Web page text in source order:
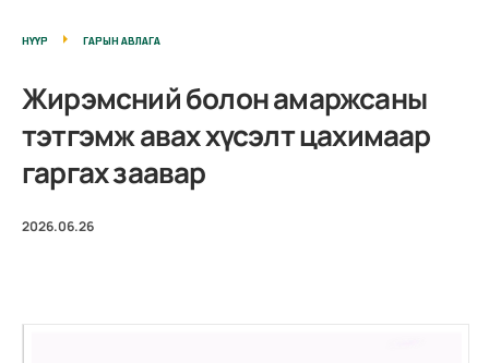
НҮҮР ГАРЫН АВЛАГА
Жирэмсний болон амаржсаны
тэтгэмж авах хүсэлт цахимаар
гаргах заавар
2026.06.26